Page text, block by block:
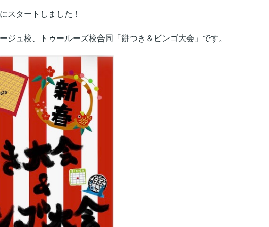
スタートしました！
ジュ校、トゥールーズ校合同「餅つき＆ ビンゴ大会」です。